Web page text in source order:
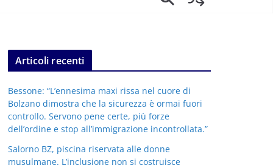
Articoli recenti
Bessone: “L’ennesima maxi rissa nel cuore di
Bolzano dimostra che la sicurezza è ormai fuori
controllo. Servono pene certe, più forze
dell’ordine e stop all’immigrazione incontrollata.”
Salorno BZ, piscina riservata alle donne
musulmane. L’inclusione non si costruisce